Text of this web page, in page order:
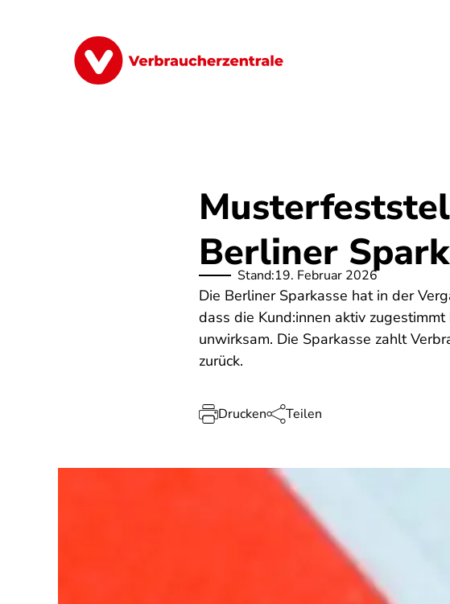
Finanzen Digitales Lebensmittel
Berliner
Stand:19. Februar 2026
Die Berliner Sparkasse hat in der
dass die Kund:innen aktiv
unwirksam. Die Sparkasse zahlt
zurück.
Drucken Teilen